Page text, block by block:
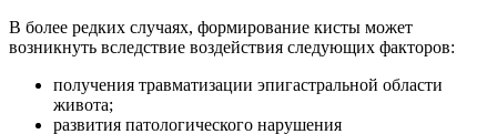
В более редких случаях, формирование кисты может
возникнуть вследствие воздействия следующих факторов:
получения травматизации эпигастральной области
живота;
развития патологического нарушения